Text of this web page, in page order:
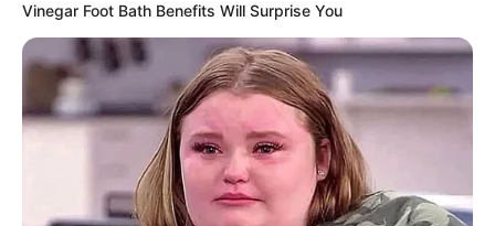
Vinegar Foot Bath Benefits Will Surprise You